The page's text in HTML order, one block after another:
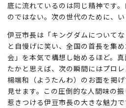
底に流れているのは同じ精神です
のではない。次の世代のために、い
伊豆市長は「キングダムについてな
と自慢げに笑い、全国の首長を集
会」を本気で構想し始めるほど。
たかと思えば、次の瞬間にはプロ
楊端和（ようたんわ）のお面を掲
見せます。この圧倒的な人間味の
惹きつける伊豆市長の大きな魅力で